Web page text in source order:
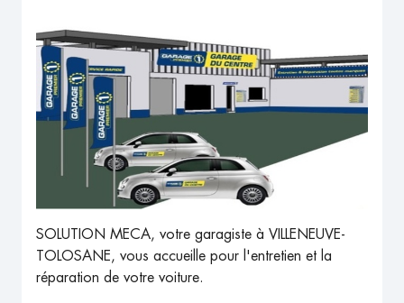
SOLUTION MECA, votre garagiste à VILLENEUVE-
TOLOSANE, vous accueille pour l'entretien et la
réparation de votre voiture.